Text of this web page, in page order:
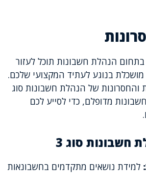
הנהלת חשבונות תוכל לעזור
בנוגע לעתיד המקצועי שלכם.
והחסרונות של הנהלת חשבונות סוג
מדופלם, כדי לסייע לכם
חשבונות סוג 3
למידת נושאים מתקדמים בחשבונאות